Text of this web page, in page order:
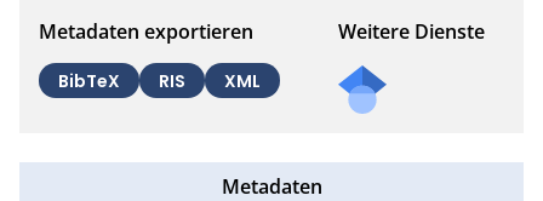
Metadaten exportieren
BibTeX RIS XML
Weitere Dienste
Metadaten